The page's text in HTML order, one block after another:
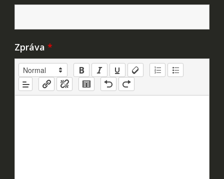
Zpráva *